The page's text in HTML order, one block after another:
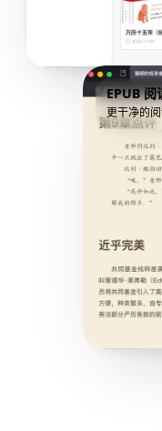
EPUB 阅
更干净的